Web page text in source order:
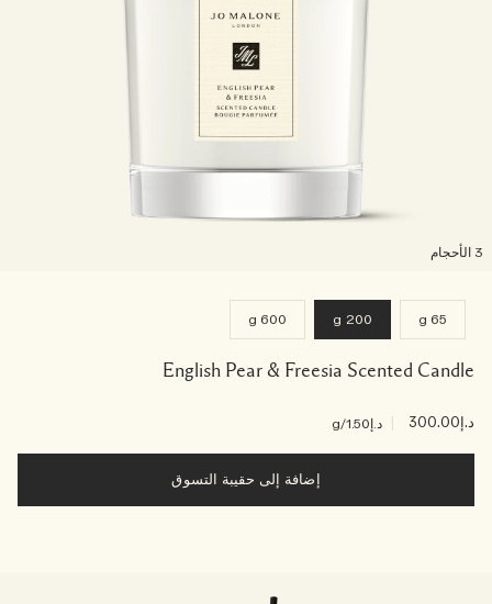
65 g
200 g
600 g
English Pear & Freesia Scented Candle
د.إ300.00 د.إ1.50 /g
إضافة إلى حقيبة التسوق